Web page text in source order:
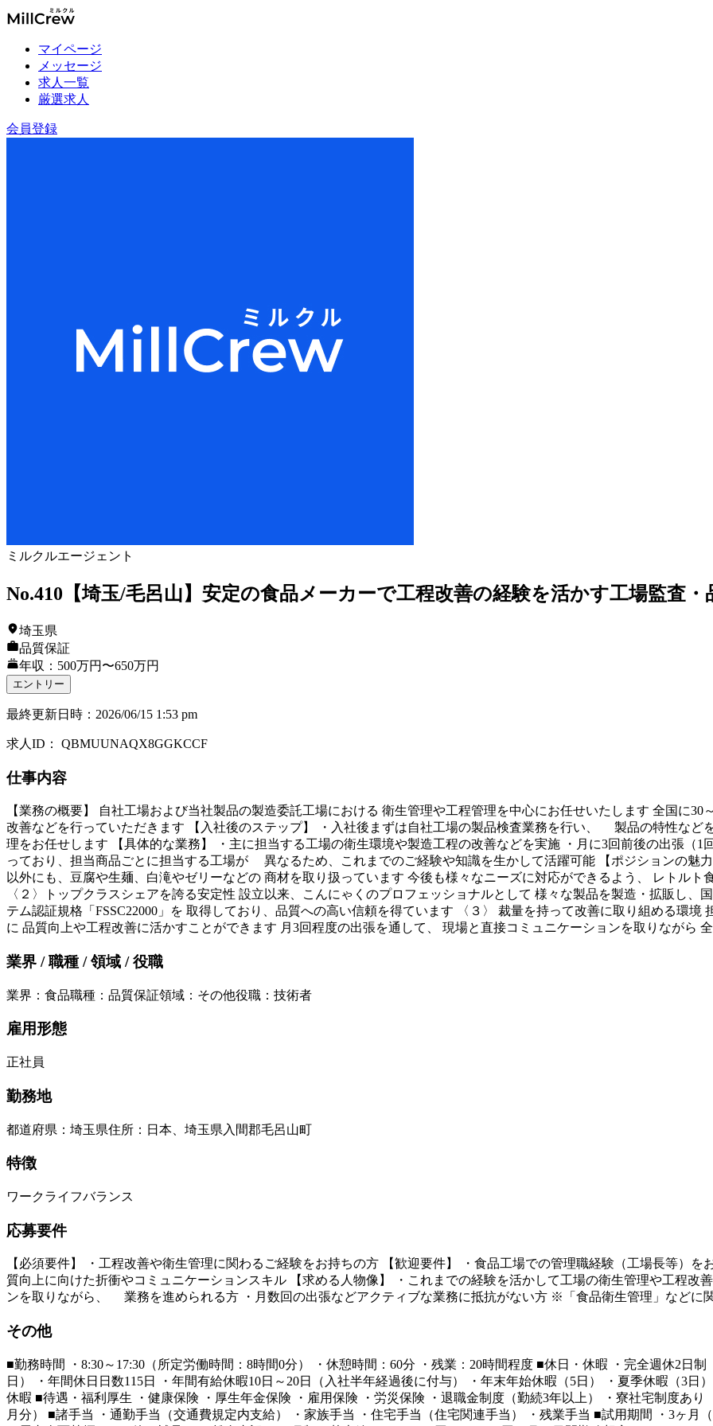
マイページ
メッセージ
求人一覧
厳選求人
会員登録
ミルクルエージェント
No.410【埼玉/毛呂山】安定の食品メーカーで工程改善の経験を活かす工場監査・
埼玉県
品質保証
年収：500万円〜650万円
エントリー
最終更新日時 ： 2026/06/15 1:53 pm
求人ID ： QBMUUNAQX8GGKCCF
仕事内容
【業務の概要】 自社工場および当社製品の製造委託工場における 衛生管理や工程管理を中心にお任せいたします 全国に
改善などを行っていただきます 【入社後のステップ】 ・入社後まずは自社工場の製品検査業務を行い、 製品の特性など
理をお任せします 【具体的な業務】 ・主に担当する工場の衛生環境や製造工程の改善などを実施 ・月に3回前後の出張（
っており、担当商品ごとに担当する工場が 異なるため、これまでのご経験や知識を生かして活躍可能 【ポジションの魅
以外にも、豆腐や生麺、白滝やゼリーなどの 商材を取り扱っています 今後も様々なニーズに対応ができるよう、 レトル
〈２〉トップクラスシェアを誇る安定性 設立以来、こんにゃくのプロフェッショナルとして 様々な製品を製造・拡販し、
テム認証規格「FSSC22000」を 取得しており、品質への高い信頼を得ています 〈３〉 裁量を持って改善に取り組める環
に 品質向上や工程改善に活かすことができます 月3回程度の出張を通して、 現場と直接コミュニケーションを取りながら
業界 / 職種 / 領域 / 役職
業界 ： 食品職種 ： 品質保証領域 ： その他役職 ： 技術者
雇用形態
正社員
勤務地
都道府県 ： 埼玉県住所 ： 日本、埼玉県入間郡毛呂山町
特徴
ワークライフバランス
応募要件
【必須要件】 ・工程改善や衛生管理に関わるご経験をお持ちの方 【歓迎要件】 ・食品工場での管理職経験（工場長等）
質向上に向けた折衝やコミュニケーションスキル 【求める人物像】 ・これまでの経験を活かして工場の衛生管理や工程改
ンを取りながら、 業務を進められる方 ・月数回の出張などアクティブな業務に抵抗がない方 ※「食品衛生管理」などに
その他
■勤務時間 ・8:30～17:30（所定労働時間：8時間0分） ・休憩時間：60分 ・残業：20時間程度 ■休日・休暇 ・完全週休2日
日） ・年間休日日数115日 ・年間有給休暇10日～20日（入社半年経過後に付与） ・年末年始休暇（5日） ・夏季休暇（3日
休暇 ■待遇・福利厚生 ・健康保険 ・厚生年金保険 ・雇用保険 ・労災保険 ・退職金制度（勤続3年以上） ・寮社宅制度あ
月分） ■諸手当 ・通勤手当（交通費規定内支給） ・家族手当 ・住宅手当（住宅関連手当） ・残業手当 ■試用期間 ・3ヶ月